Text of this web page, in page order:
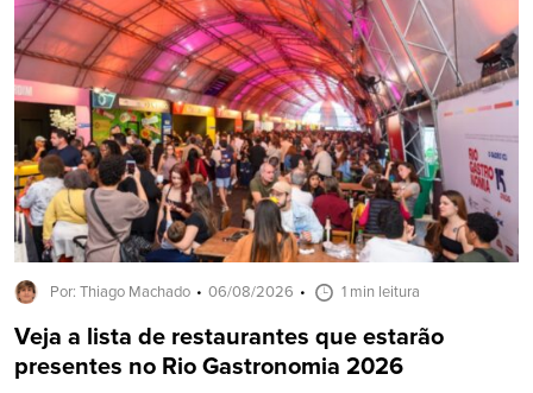
Por: Thiago Machado 06/08/2026 1 min leitura
Veja a lista de restaurantes que estarão
presentes no Rio Gastronomia 2026